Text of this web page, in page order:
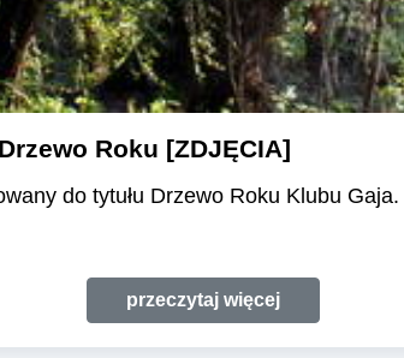
Roku [ZDJĘCIA]
do tytułu Drzewo Roku Klubu
przeczytaj więcej